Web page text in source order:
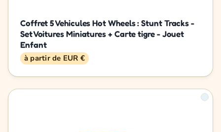
Coffret 5 Vehicules Hot Wheels : Stunt Tracks -
Set Voitures Miniatures + Carte tigre - Jouet
Enfant
à partir de EUR €